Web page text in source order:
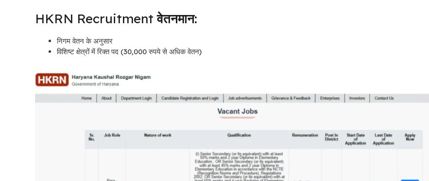
HKRN Recruitmentवेतनमान:
निगम वेतन के अनुसार
विशिष्ट क्षेत्रों में रिक्त पद (30,000 रुपये से अधिक वेतन)